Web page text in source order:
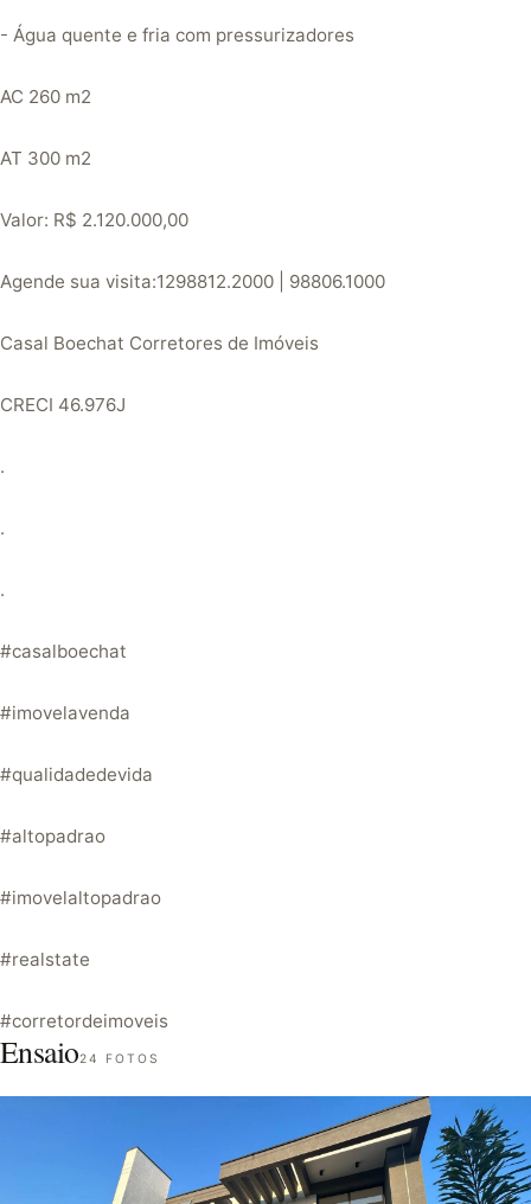
- Água quente e fria com pressurizadores
AC 260 m2
AT 300 m2
Valor: R$ 2.120.000,00
Agende sua visita:1298812.2000 | 98806.1000
Casal Boechat Corretores de Imóveis
CRECI 46.976J
.
.
.
#casalboechat
#imovelavenda
#qualidadedevida
#altopadrao
#imovelaltopadrao
#realstate
#corretordeimoveis
Ensaio24 FOTOS